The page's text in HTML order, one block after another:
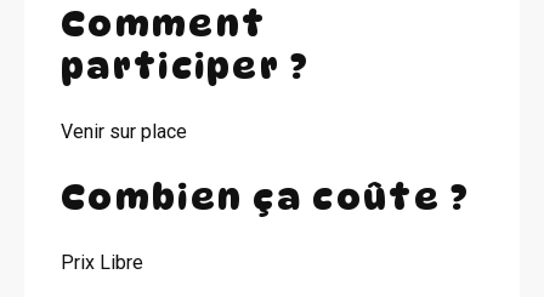
Comment
participer ?
Venir sur place
Combien ça coûte ?
Prix Libre